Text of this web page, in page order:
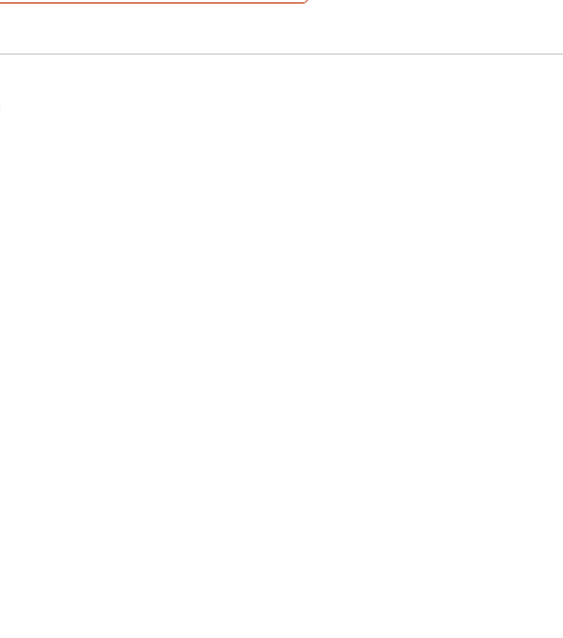
sucessório claro levanta dúvidas sobre o
bilionária.